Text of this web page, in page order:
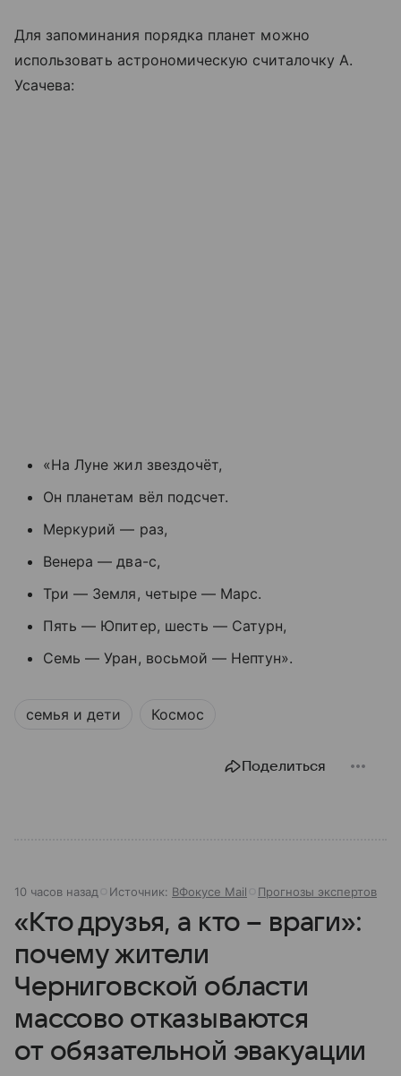
Для запоминания порядка планет можно
использовать астрономическую считалочку А.
Усачева:
«На Луне жил звездочёт,
Он планетам вёл подсчет.
Меркурий — раз,
Венера — два-с,
Три — Земля, четыре — Марс.
Пять — Юпитер, шесть — Сатурн,
Семь — Уран, восьмой — Нептун».
семья и дети Космос
Поделиться
10 часов назад Источник: ВФокусе Mail Прогнозы экспертов
«Кто друзья, а кто – враги»:
почему жители
Черниговской области
массово отказываются
от обязательной эвакуации